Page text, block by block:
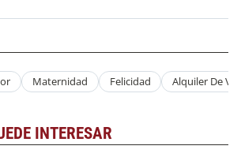
Maternidad Felicidad Alquiler De
INTERESAR